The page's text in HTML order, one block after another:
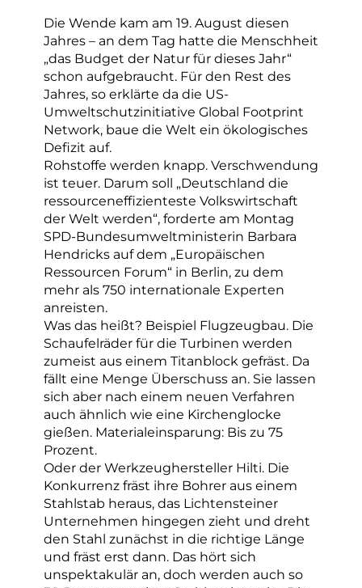
Die Wende kam am 19. August diesen
Jahres – an dem Tag hatte die Menschheit
„das Budget der Natur für dieses Jahr“
schon aufgebraucht. Für den Rest des
Jahres, so erklärte da die US-
Umweltschutzinitiative Global Footprint
Network, baue die Welt ein ökologisches
Defizit auf.
Rohstoffe werden knapp. Verschwendung
ist teuer. Darum soll „Deutschland die
ressourceneffizienteste Volkswirtschaft
der Welt werden“, forderte am Montag
SPD-Bundesumweltministerin Barbara
Hendricks auf dem „Europäischen
Ressourcen Forum“ in Berlin, zu dem
mehr als 750 internationale Experten
anreisten.
Was das heißt? Beispiel Flugzeugbau. Die
Schaufelräder für die Turbinen werden
zumeist aus einem Titanblock gefräst. Da
fällt eine Menge Überschuss an. Sie lassen
sich aber nach einem neuen Verfahren
auch ähnlich wie eine Kirchenglocke
gießen. Materialeinsparung: Bis zu 75
Prozent.
Oder der Werkzeughersteller Hilti. Die
Konkurrenz fräst ihre Bohrer aus einem
Stahlstab heraus, das Lichtensteiner
Unternehmen hingegen zieht und dreht
den Stahl zunächst in die richtige Länge
und fräst erst dann. Das hört sich
unspektakulär an, doch werden auch so